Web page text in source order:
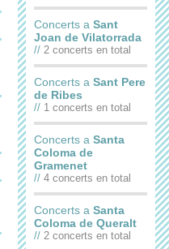
Concerts a Sant
Joan de Vilatorrada
//2 concerts en total
Concerts a Sant Pere
de Ribes
//1 concerts en total
Concerts a Santa
Coloma de
Gramenet
//4 concerts en total
Concerts a Santa
Coloma de Queralt
//2 concerts en total